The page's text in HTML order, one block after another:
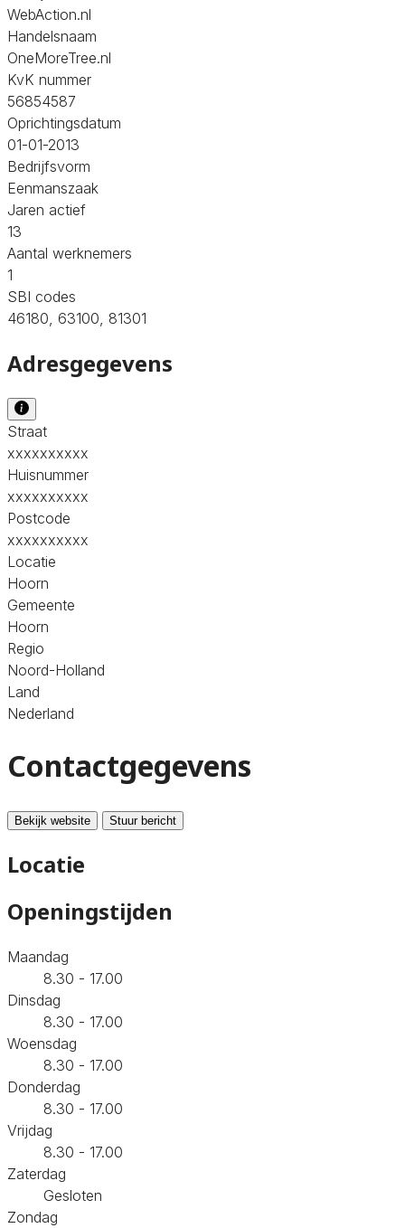
WebAction.nl
Handelsnaam
OneMoreTree.nl
KvK nummer
56854587
Oprichtingsdatum
01-01-2013
Bedrijfsvorm
Eenmanszaak
Jaren actief
13
Aantal werknemers
1
SBI codes
46180, 63100, 81301
Adresgegevens
Straat
xxxxxxxxxx
Huisnummer
xxxxxxxxxx
Postcode
xxxxxxxxxx
Locatie
Hoorn
Gemeente
Hoorn
Regio
Noord-Holland
Land
Nederland
Contactgegevens
Bekijk website Stuur bericht
Locatie
Openingstijden
Maandag
8.30 - 17.00
Dinsdag
8.30 - 17.00
Woensdag
8.30 - 17.00
Donderdag
8.30 - 17.00
Vrijdag
8.30 - 17.00
Zaterdag
Gesloten
Zondag